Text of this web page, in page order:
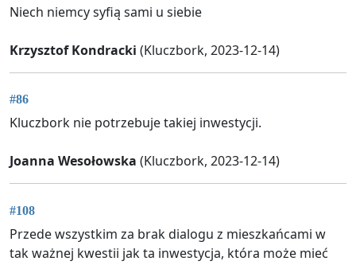
Niech niemcy syfią sami u siebie
Krzysztof Kondracki (Kluczbork, 2023-12-14)
#86
Kluczbork nie potrzebuje takiej inwestycji.
Joanna Wesołowska (Kluczbork, 2023-12-14)
#108
Przede wszystkim za brak dialogu z mieszkańcami w
tak ważnej kwestii jak ta inwestycja, która może mieć